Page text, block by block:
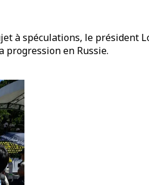
à spéculations, le président
progression en Russie.